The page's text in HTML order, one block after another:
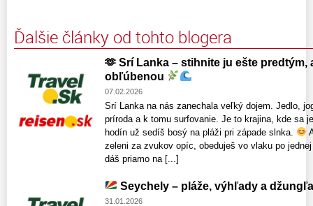
Ďalšie články od tohto blogera
🫶 Srí Lanka – stihnite ju ešte predtým,
obľúbenou
07.02.2026
Srí Lanka na nás zanechala veľký dojem. Jedlo,
príroda a k tomu surfovanie. Je to krajina, kde sa
hodín už sedíš bosý na pláži pri západe slnka.
zeleni za zvukov opíc, obeduješ vo vlaku po
dáš priamo na [...]
Seychely – pláže, výhľady a
31.01.2026